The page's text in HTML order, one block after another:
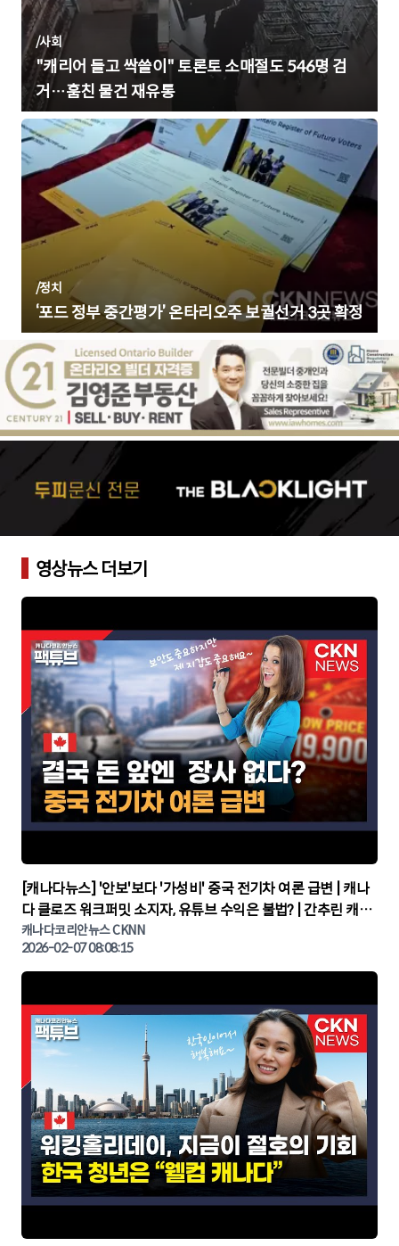
/사회
"캐리어 들고 싹쓸이" 토론토 소매절도 546명 검
거…훔친 물건 재유통
/정치
‘포드 정부 중간평가’ 온타리오주 보궐선거 3곳 확정
영상뉴스 더보기
▶
[캐나다뉴스] '안보'보다 '가성비' 중국 전기차 여론 급변 | 캐나
다 클로즈 워크퍼밋 소지자, 유튜브 수익은 불법? | 간추린 캐나
다뉴스 | CKNNEWS, 캐나다코리안뉴스
캐나다코리안뉴스 CKNN
2026-02-07 08:08:15